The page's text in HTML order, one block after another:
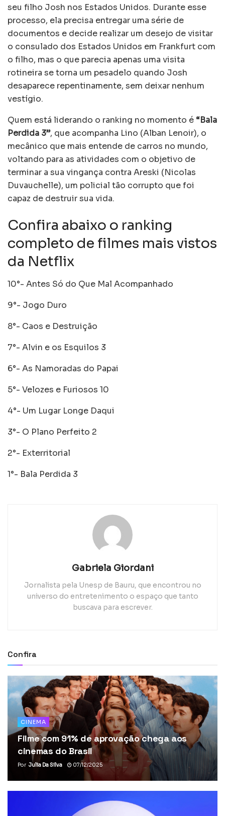
seu filho Josh nos Estados Unidos. Durante esse
processo, ela precisa entregar uma série de
documentos e decide realizar um desejo de visitar
o consulado dos Estados Unidos em Frankfurt com
o filho, mas o que parecia apenas uma visita
rotineira se torna um pesadelo quando Josh
desaparece repentinamente, sem deixar nenhum
vestígio.
Quem está liderando o ranking no momento é “Bala
Perdida 3”, que acompanha Lino (Alban Lenoir), o
mecânico que mais entende de carros no mundo,
voltando para as atividades com o objetivo de
terminar a sua vingança contra Areski (Nicolas
Duvauchelle), um policial tão corrupto que foi
capaz de destruir sua vida.
Confira abaixo o ranking
completo de filmes mais vistos
da Netflix
10°- Antes Só do Que Mal Acompanhado
9°- Jogo Duro
8°- Caos e Destruição
7°- Alvin e os Esquilos 3
6°- As Namoradas do Papai
5°- Velozes e Furiosos 10
4°- Um Lugar Longe Daqui
3°- O Plano Perfeito 2
2°- Exterritorial
1°- Bala Perdida 3
Gabriela Giordani
Jornalista pela Unesp de Bauru, que encontrou no
universo do entretenimento o espaço que tanto
buscava para escrever.
Confira
CINEMA
Filme com 91% de aprovação chega aos
cinemas do Brasil
Por Julia Da Silva 07/12/2025